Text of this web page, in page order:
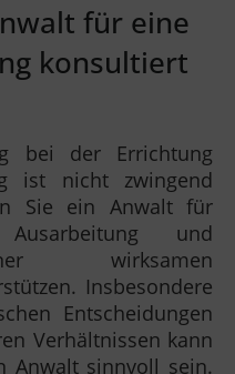
für eine
konsultiert
bei der Errichtung
ist nicht zwingend
Sie ein Anwalt für
und
wirksamen
Insbesondere
Entscheidungen
Verhältnissen kann
Anwalt sinnvoll sein.